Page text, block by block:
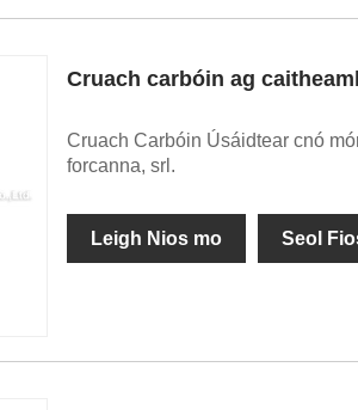
Cruach carbóin ag
Cruach Carbóin Úsáidtear cnó
forcanna, srl.
Leigh Nios mo Seol